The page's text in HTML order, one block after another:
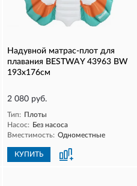
Надувной матрас-плот для
плавания BESTWAY 43963 BW
193x176см
2 080 руб.
Тип: Плоты
Насос: Без насоса
Вместимость: Одноместные
КУПИТЬ